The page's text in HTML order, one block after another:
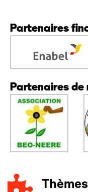
Partenaires
Partenaires de